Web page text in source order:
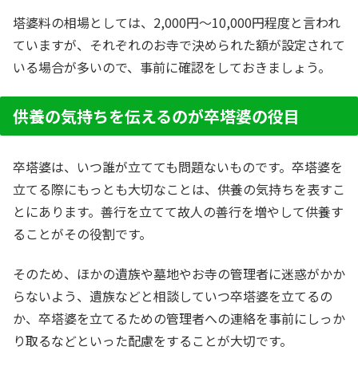
塔婆料の相場としては、2,000円～10,000円程度と言われ
ていますが、それぞれのお寺で決められた額が設定されて
いる場合が多いので、事前に確認をしておきましょう。
供養の気持ちを伝えるのが卒塔婆の役目
卒塔婆は、いつ誰が立てても問題ないものです。卒塔婆を
立てる際にもっとも大切なことは、供養の気持ちを表すこ
とにあります。善行を立てて故人の善行を増やして供養す
ることがその役割です。
そのため、ほかの遺族や墓地やお寺の管理者に迷惑がかか
らないよう、遺族などと相談していつ卒塔婆を立てるの
か、卒塔婆を立てるための管理者への連絡を事前にしっか
り取るなどといった配慮をすることが大切です。